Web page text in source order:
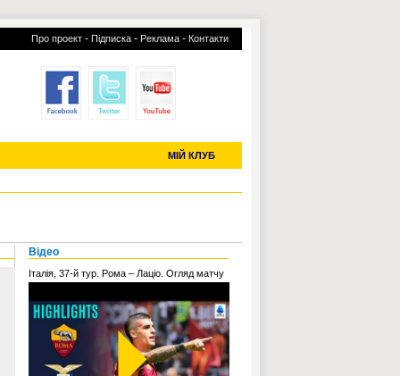
Про проект - Підписка - Реклама - Контакти
МІЙ КЛУБ
УСІ ТРАНСФЕРИ
Відео
Італія, 37-й тур. Рома – Лаціо. Огляд матчу